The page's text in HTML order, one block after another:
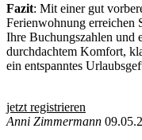
Fazit: Mit einer gut
Ferienwohnung erreichen
Ihre Buchungszahlen und
durchdachtem Komfort,
ein entspanntes
jetzt registrieren
Anni Zimmermann